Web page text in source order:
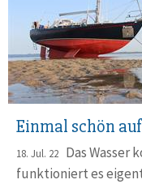
Einmal schön
18. Jul. 22 Das Wasser
funktioniert es